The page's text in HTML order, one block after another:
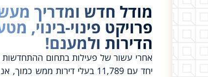
מודל חדש ומדריך
פרויקט פינוי-בינוי,
הדירות ולמענם!
אחרי עשור של פעילות בתחום ההתחדשות
יחד עם 11,789 בעלי דירות ממש